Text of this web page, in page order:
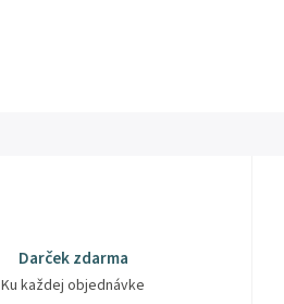
Darček zdarma
Ku každej objednávke